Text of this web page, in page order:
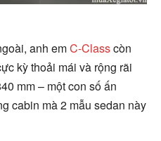
anh emC-Classcòn
kỳ thoải mái và rộng rãi
mm – một con số ấn
cabin mà 2 mẫu sedan này